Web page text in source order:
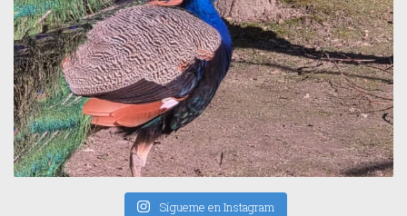
Sígueme en Instagram